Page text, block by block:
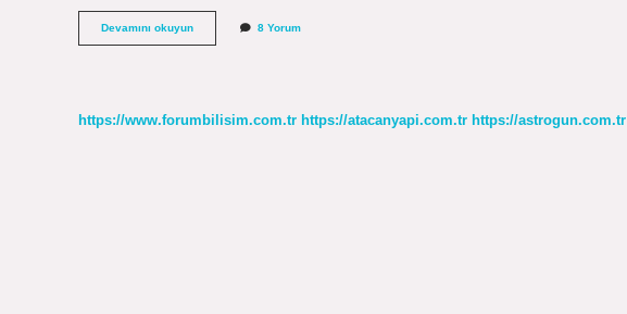
Devamını okuyunRapier
Dokuma
8 Yorum
https://www.forumbilisim.com.tr https://atacanyapi.com.tr https://astrogun.com.tr